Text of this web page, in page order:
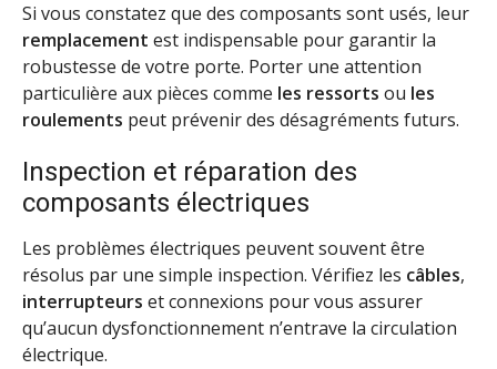
Si vous constatez que des composants sont usés, leur
remplacement est indispensable pour garantir la
robustesse de votre porte. Porter une attention
particulière aux pièces comme les ressorts ou les
roulements peut prévenir des désagréments futurs.
Inspection et réparation des
composants électriques
Les problèmes électriques peuvent souvent être
résolus par une simple inspection. Vérifiez les câbles,
interrupteurs et connexions pour vous assurer
qu’aucun dysfonctionnement n’entrave la circulation
électrique.